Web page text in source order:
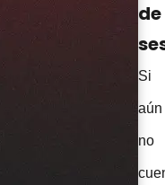
de
Si
aún
no